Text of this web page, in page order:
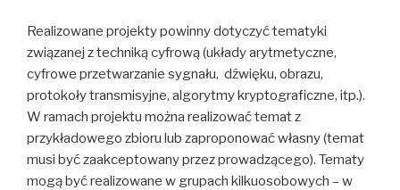
Realizowane projekty powinny dotyczyć tematyki
związanej z techniką cyfrową (układy arytmetyczne,
cyfrowe przetwarzanie sygnału, dźwięku, obrazu,
protokoły transmisyjne, algorytmy kryptograficzne, itp.).
W ramach projektu można realizować temat z
przykładowego zbioru lub zaproponować własny (temat
musi być zaakceptowany przez prowadzącego). Tematy
mogą być realizowane w grupach kilkuosobowych – w